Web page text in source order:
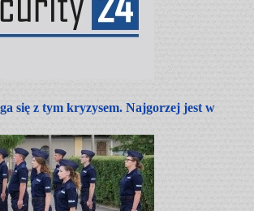
się z tym kryzysem. Najgorzej jest w